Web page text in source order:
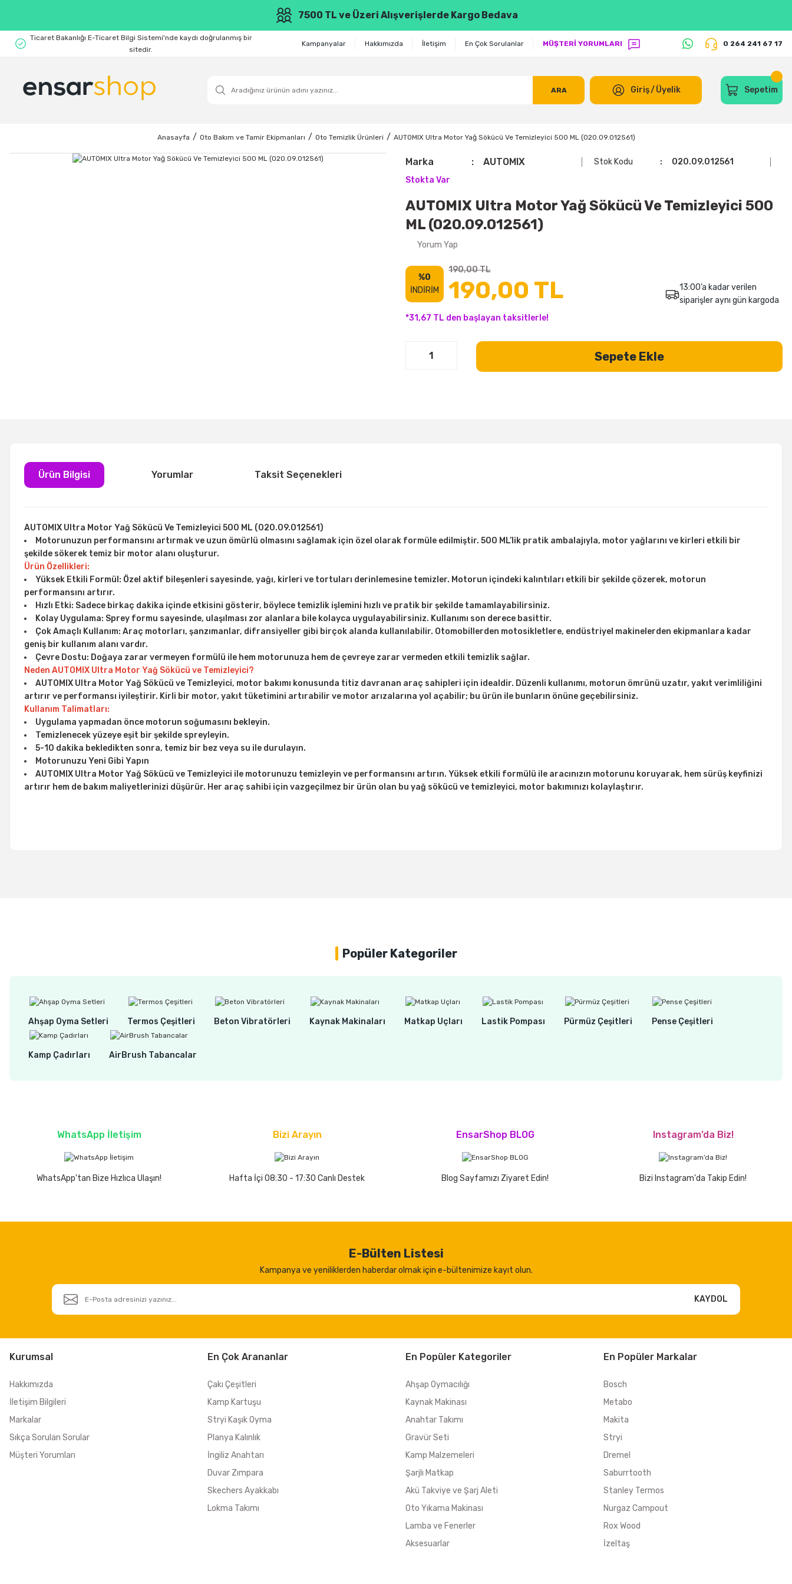
7500 TL ve Üzeri Alışverişlerde Kargo Bedava
Ticaret Bakanlığı E-Ticaret Bilgi Sistemi'nde kaydı doğrulanmış bir
sitedir.
Kampanyalar Hakkımızda İletişim En Çok Sorulanlar MÜŞTERİ YORUMLARI 0 264 241 67 17
ARA Giriş/Üyelik Sepetim
Anasayfa Oto Bakım ve Tamir Ekipmanları Oto Temizlik Ürünleri AUTOMIX Ultra Motor Yağ Sökücü Ve Temizleyici 500 ML (020.09.012561)
Marka AUTOMIX Stok Kodu
020.09.012561
Stokta Var
AUTOMIX Ultra Motor Yağ Sökücü Ve Temizleyici 500
ML (020.09.012561)
Yorum Yap
%0
İNDİRİM
190,00 TL
190,00 TL
*31,67 TL den başlayan taksitlerle!
13:00’a kadar verilen
siparişler aynı gün kargoda
Sepete Ekle
Ürün Bilgisi Yorumlar Taksit Seçenekleri
AUTOMIX Ultra Motor Yağ Sökücü Ve Temizleyici 500 ML (020.09.012561)
Motorunuzun performansını artırmak ve uzun ömürlü olmasını sağlamak için özel olarak formüle edilmiştir. 500 ML’lik pratik ambalajıyla, motor yağlarını ve kirleri etkili bir
şekilde sökerek temiz bir motor alanı oluşturur.
Ürün Özellikleri:
Yüksek Etkili Formül: Özel aktif bileşenleri sayesinde, yağı, kirleri ve tortuları derinlemesine temizler. Motorun içindeki kalıntıları etkili bir şekilde çözerek, motorun
performansını artırır.
Hızlı Etki: Sadece birkaç dakika içinde etkisini gösterir, böylece temizlik işlemini hızlı ve pratik bir şekilde tamamlayabilirsiniz.
Kolay Uygulama: Sprey formu sayesinde, ulaşılması zor alanlara bile kolayca uygulayabilirsiniz. Kullanımı son derece basittir.
Çok Amaçlı Kullanım: Araç motorları, şanzımanlar, difransiyeller gibi birçok alanda kullanılabilir. Otomobillerden motosikletlere, endüstriyel makinelerden ekipmanlara kadar
geniş bir kullanım alanı vardır.
Çevre Dostu: Doğaya zarar vermeyen formülü ile hem motorunuza hem de çevreye zarar vermeden etkili temizlik sağlar.
Neden AUTOMIX Ultra Motor Yağ Sökücü ve Temizleyici?
AUTOMIX Ultra Motor Yağ Sökücü ve Temizleyici, motor bakımı konusunda titiz davranan araç sahipleri için idealdir. Düzenli kullanımı, motorun ömrünü uzatır, yakıt verimliliğini
artırır ve performansı iyileştirir. Kirli bir motor, yakıt tüketimini artırabilir ve motor arızalarına yol açabilir; bu ürün ile bunların önüne geçebilirsiniz.
Kullanım Talimatları:
Uygulama yapmadan önce motorun soğumasını bekleyin.
Temizlenecek yüzeye eşit bir şekilde spreyleyin.
5-10 dakika bekledikten sonra, temiz bir bez veya su ile durulayın.
Motorunuzu Yeni Gibi Yapın
AUTOMIX Ultra Motor Yağ Sökücü ve Temizleyici ile motorunuzu temizleyin ve performansını artırın. Yüksek etkili formülü ile aracınızın motorunu koruyarak, hem sürüş keyfinizi
artırır hem de bakım maliyetlerinizi düşürür. Her araç sahibi için vazgeçilmez bir ürün olan bu yağ sökücü ve temizleyici, motor bakımınızı kolaylaştırır.
Popüler Kategoriler
Ahşap Oyma Setleri Termos Çeşitleri Beton Vibratörleri Kaynak Makinaları Matkap Uçları Lastik Pompası Pürmüz Çeşitleri Pense Çeşitleri
Kamp Çadırları AirBrush Tabancalar
WhatsApp İletişim
WhatsApp'tan Bize Hızlıca Ulaşın!
Bizi Arayın
Hafta İçi 08:30 - 17:30 Canlı Destek
EnsarShop BLOG
Blog Sayfamızı Ziyaret Edin!
Instagram’da Biz!
Bizi Instagram'da Takip Edin!
E-Bülten Listesi
Kampanya ve yeniliklerden haberdar olmak için e-bültenimize kayıt olun.
KAYDOL
Kurumsal
Hakkımızda
İletişim Bilgileri
Markalar
Sıkça Sorulan Sorular
Müşteri Yorumları
En Çok Arananlar
Çakı Çeşitleri
Kamp Kartuşu
Stryi Kaşık Oyma
Planya Kalınlık
İngiliz Anahtarı
Duvar Zımpara
Skechers Ayakkabı
Lokma Takımı
En Popüler Kategoriler
Ahşap Oymacılığı
Kaynak Makinası
Anahtar Takımı
Gravür Seti
Kamp Malzemeleri
Şarjlı Matkap
Akü Takviye ve Şarj Aleti
Oto Yıkama Makinası
Lamba ve Fenerler
Aksesuarlar
En Popüler Markalar
Bosch
Metabo
Makita
Stryi
Dremel
Saburrtooth
Stanley Termos
Nurgaz Campout
Rox Wood
İzeltaş